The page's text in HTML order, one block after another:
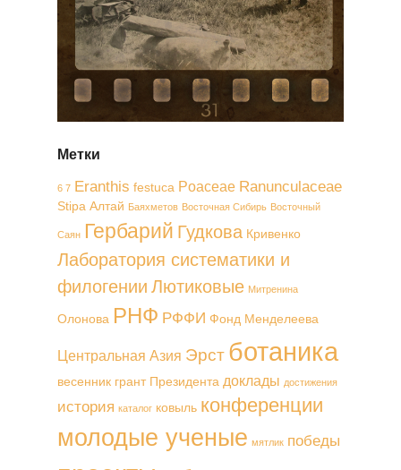
Метки
6 7 Eranthis festuca Poaceae Ranunculaceae
Stipa Алтай Баяхметов Восточная Сибирь Восточный
Саян Гербарий Гудкова Кривенко
Лаборатория систематики и
филогении Лютиковые Митренина
Олонова РНФ РФФИ Фонд Менделеева
Центральная Азия Эрст ботаника
весенник грант Президента доклады достижения
история каталог ковыль конференции
молодые ученые мятлик победы